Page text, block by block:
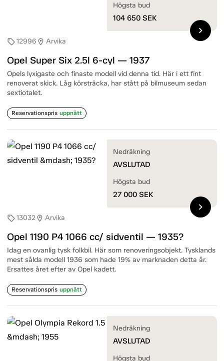
sell12996 location_on Arvika
Opel Super Six 2.5l 6-cyl — 1937
Opels lyxigaste och finaste modell vid denna tid. Här i ett fint
renoverat skick. Låg körsträcka, har stått på bilmuseum sedan
sextiotalet.
Reservationspris uppnått
Högsta bud
104 650 SEK
chevron_right
sell13032location_on Arvika
Opel 1190 P4 1066 cc/ sidventil — 1935?
Idag en ovanlig tysk folkbil. Här som renoveringsobjekt. Tysklands
mest sålda modell 1936 som hade 19% av marknaden detta år.
Ersattes året efter av Opel kadett.
Reservationspris uppnått
Nedräkning
AVSLUTAD
Högsta bud
27 000 SEK
chevron_right
Nedräkning
AVSLUTAD
Högsta bud